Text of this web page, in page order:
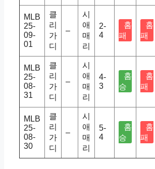
MLB
25-
09-
01
클
리
가
디
–
시
애
매
리
2-
4
홈
패
홈
패
MLB
25-
08-
31
클
리
가
디
–
시
애
매
리
4-
3
홈
승
홈
패
MLB
25-
08-
30
클
리
가
디
–
시
애
매
리
5-
4
홈
승
홈
패